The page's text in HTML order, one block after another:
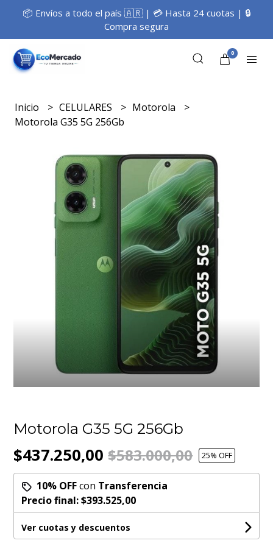
📦 Envíos a todo el país 🇦🇷 | 💳 Hasta 24 cuotas | 🔒
Compra segura
0
Inicio CELULARES
Motorola
Motorola G35 5G 256Gb
Motorola G35 5G 256Gb
$437.250,00$583.000,00 25% OFF
10% OFFcon Transferencia
Precio final:$393.525,00
Ver cuotas y descuentos